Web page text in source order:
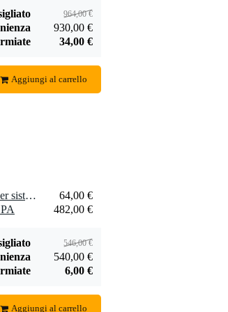
20 Cavo
964,00 €
930,00 €
34,00 €
Aggiungi al carrello
1 x Omnitronic ROD-1043 Cover coperchio per sistema a colonna ROD-1043 PA
64,00 €
482,00 €
546,00 €
540,00 €
6,00 €
Aggiungi al carrello